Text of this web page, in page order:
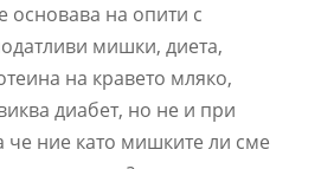
основава на опити с
мишки, диета,
на кравето мляко,
диабет, но не и при
че ние като мишките ли сме